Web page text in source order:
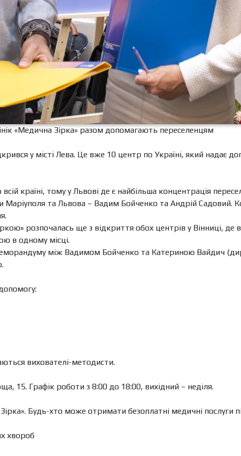
«Медична Зірка» разом допомагають переселенцям
у місті Лева. Це вже 10 центр по Україні, який надає
країні, тому у Львові де є найбільша концентрація
Маріуполя та Львова – Вадим Бойченко та Андрій Садовий.
розпочалась ще з відкриття обох центрів у Вінниці, де
в одному місці.
між Вадимом Бойченко та Катериною Вайдич
вихователі-методисти.
15. Графік роботи з 8:00 до 18:00, вихідний – неділя.
Будь-хто може отримати безоплатні медичні послуги
хвороб